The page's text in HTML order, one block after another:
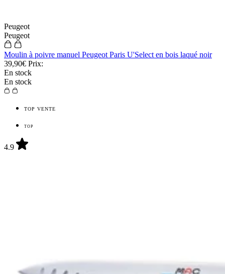
Peugeot
Peugeot
Moulin à poivre manuel Peugeot Paris U'Select en bois laqué noir
39,90€ Prix:
En stock
En stock
TOP VENTE
TOP
4.9